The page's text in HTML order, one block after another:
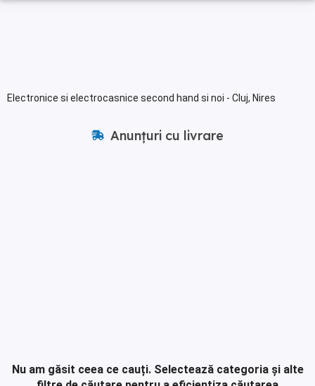
Electronice si electrocasnice second hand si noi - Cluj, Nires
Anunțuri cu livrare
Nu am găsit ceea ce cauți. Selectează categoria și alte